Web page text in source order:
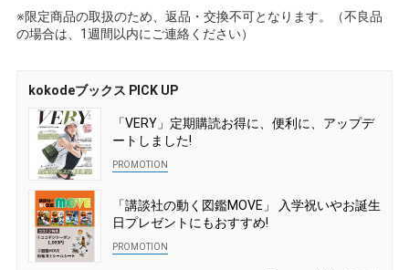
※限定商品の取扱のため、返品・交換不可となります。（不良品
の場合は、1週間以内にご連絡ください）
kokodeブックス PICK UP
「VERY」定期購読お得に、便利に、アップデ
ートしました!
「講談社の動く図鑑MOVE」 入学祝いやお誕生
日プレゼントにもおすすめ!